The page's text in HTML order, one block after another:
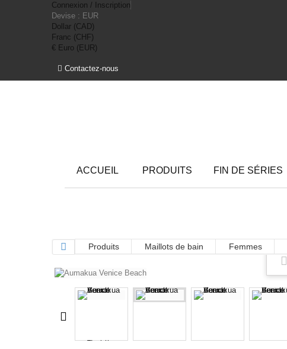
Connexion / Inscription
Devise : EUR
Dollar (CAD)
Franc (CHF)
€ Euro (EUR)
Contactez-nous
ACCUEIL PRODUITS FIN DE SÉRIES
Produits Maillots de bain Femmes